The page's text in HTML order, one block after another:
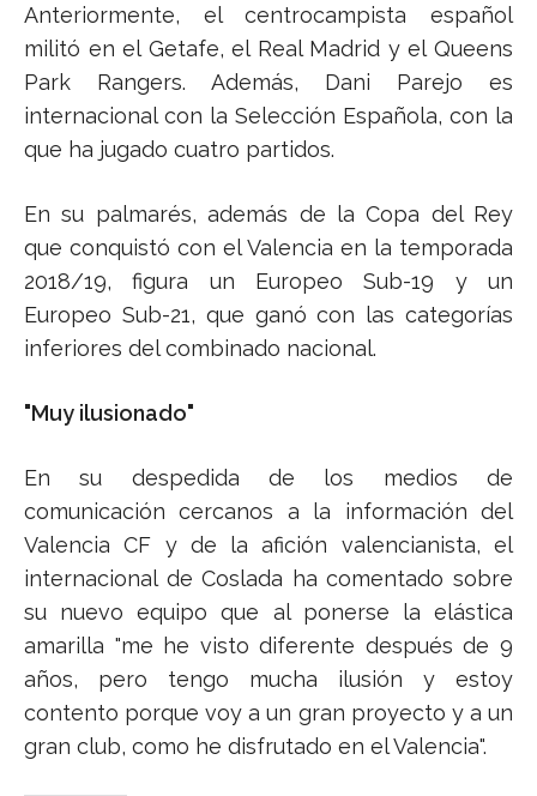
Anteriormente, el centrocampista español
militó en el Getafe, el Real Madrid y el Queens
Park Rangers. Además, Dani Parejo es
internacional con la Selección Española, con la
que ha jugado cuatro partidos.
En su palmarés, además de la Copa del Rey
que conquistó con el Valencia en la temporada
2018/19, figura un Europeo Sub-19 y un
Europeo Sub-21, que ganó con las categorías
inferiores del combinado nacional.
"Muy ilusionado"
En su despedida de los medios de
comunicación cercanos a la información del
Valencia CF y de la afición valencianista, el
internacional de Coslada ha comentado sobre
su nuevo equipo que al ponerse la elástica
amarilla "me he visto diferente después de 9
años, pero tengo mucha ilusión y estoy
contento porque voy a un gran proyecto y a un
gran club, como he disfrutado en el Valencia".